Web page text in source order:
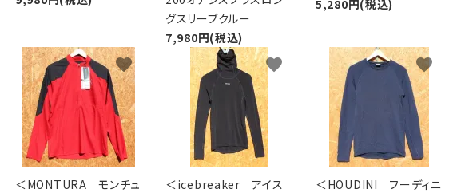
キャンプに向けたギア！
グスリーブクルー
7,980円(税込)
5,280円(税込)
＜MONTURA モンチュ
favorite
＜icebreaker アイス
favorite
＜HOUDINI フーディニ
favorite